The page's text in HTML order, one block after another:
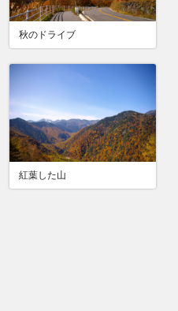
秋のドライブ
紅葉した山